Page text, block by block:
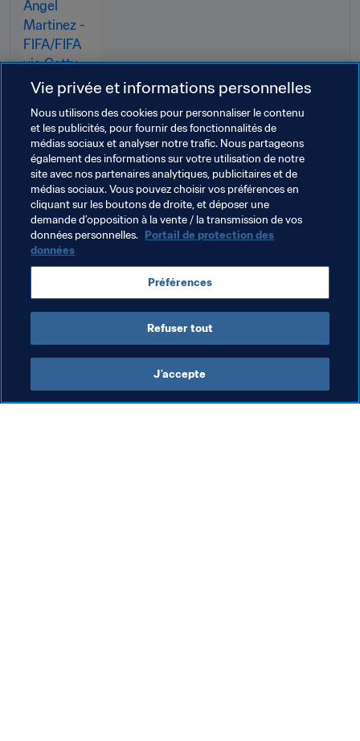
Thèmes en lien
Coupe du Monde de Futsal de la FIFA, Lituanie 2021
Angola CAF Paraguay CONMEBOL
Argentina IR Iran AFC Japan Spain
UEFA Serbia
Vie privée et informations personnelles
Nous utilisons des cookies pour personnaliser le contenu
et les publicités, pour fournir des fonctionnalités de
médias sociaux et analyser notre trafic. Nous partageons
également des informations sur votre utilisation de notre
site avec nos partenaires analytiques, publicitaires et de
médias sociaux. Vous pouvez choisir vos préférences en
cliquant sur les boutons de droite, et déposer une
demande d’opposition à la vente / la transmission de vos
données personnelles. Portail de protection des
données
Préférences
Refuser tout
J’accepte